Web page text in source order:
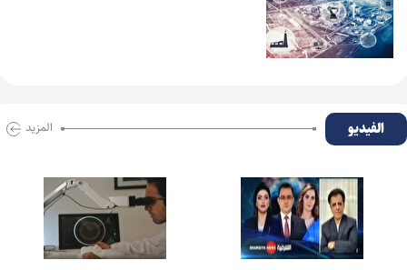
الفیدیو المزید